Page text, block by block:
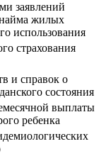
заявлений
найма жилых
использования
страхования
и справок о
состояния
выплаты
ребенка